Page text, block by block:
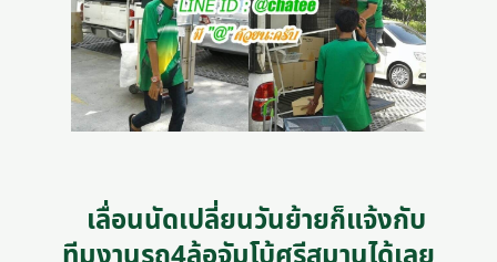
เลื่อนนัดเปลี่ยนวันย้ายก็แจ้งกับ